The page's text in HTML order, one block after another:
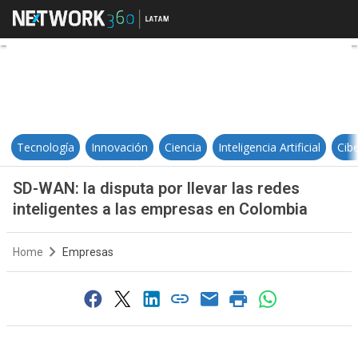
SD-WAN: la disputa por llevar
Tecnología Innovación Ciencia Inteligencia Artificial
SD-WAN: la disputa por llevar las redes
inteligentes a las empresas en Colombia
Home Empresas